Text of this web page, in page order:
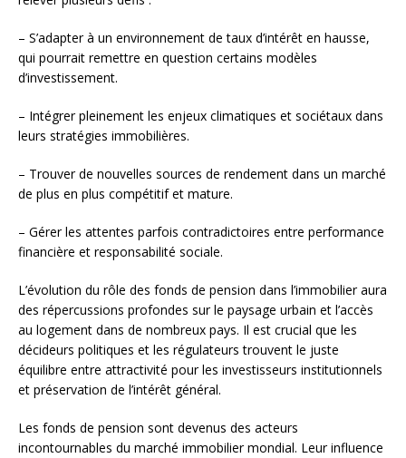
– S’adapter à un environnement de taux d’intérêt en hausse,
qui pourrait remettre en question certains modèles
d’investissement.
– Intégrer pleinement les enjeux climatiques et sociétaux dans
leurs stratégies immobilières.
– Trouver de nouvelles sources de rendement dans un marché
de plus en plus compétitif et mature.
– Gérer les attentes parfois contradictoires entre performance
financière et responsabilité sociale.
L’évolution du rôle des fonds de pension dans l’immobilier aura
des répercussions profondes sur le paysage urbain et l’accès
au logement dans de nombreux pays. Il est crucial que les
décideurs politiques et les régulateurs trouvent le juste
équilibre entre attractivité pour les investisseurs institutionnels
et préservation de l’intérêt général.
Les fonds de pension sont devenus des acteurs
incontournables du marché immobilier mondial. Leur influence